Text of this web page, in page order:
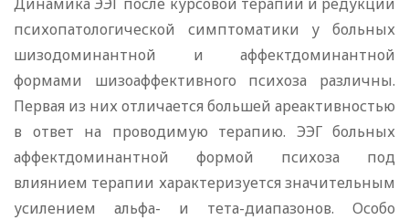
психопатологической симптоматики у больных
шизодоминантной и аффектдоминантной
формами шизоаффективного психоза различны.
Первая из них отличается большей ареактивностью
в ответ на проводимую терапию. ЭЭГ больных
аффектдоминантной формой психоза под
влиянием терапии характеризуется значительным
усилением альфа- и тета-диапазонов. Особо